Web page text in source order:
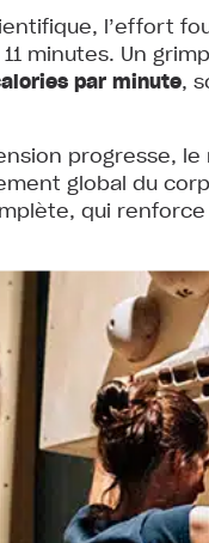
l’effort
minutes. Un
par minute,
progresse,
global du
qui renforce